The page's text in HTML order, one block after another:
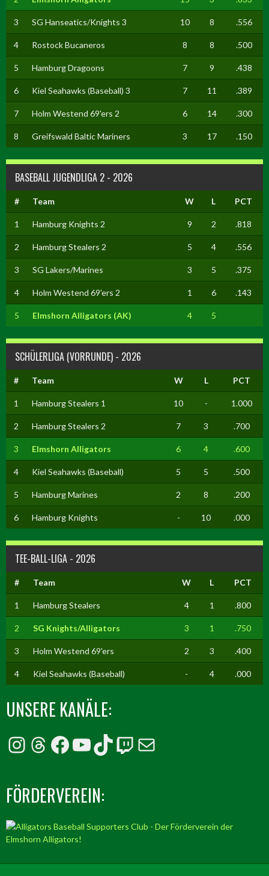
3 SG Hanseatics/Knights 3 10 8 .556
4 Rostock Bucaneros 8 8 .500
5 Hamburg Dragoons 7 9 .438
6 Kiel Seahawks (Baseball) 3 7 11 .389
7 Holm Westend 69'ers 2 6 14 .300
8 Greifswald Baltic Mariners 3 17 .150
BASEBALL JUGENDLIGA 2 - 2026
# Team W L PCT
1 Hamburg Knights 2 9 2 .818
2 Hamburg Stealers 2 5 4 .556
3 SG Lakers/Marines 3 5 .375
4 Holm Westend 69'ers 2 1 6 .143
5 Elmshorn Alligators (AK) 4 5
SCHÜLERLIGA (VORRUNDE) - 2026
# Team W L PCT
1 Hamburg Stealers 1 10 - 1.000
2 Hamburg Stealers 2 7 3 .700
3 Elmshorn Alligators 6 4 .600
4 Kiel Seahawks (Baseball) 5 5 .500
5 Hamburg Marines 2 8 .200
6 Hamburg Knights - 10 .000
TEE-BALL-LIGA - 2026
# Team W L PCT
1 Hamburg Stealers 4 1 .800
2 SG Knights/Alligators 3 1 .750
3 Holm Westend 69'ers 2 3 .400
4 Kiel Seahawks (Baseball) - 4 .000
UNSERE KANÄLE:
Instagram
Threads
Facebook
YouTube
TikTok
Twitch
E-Mail
FÖRDERVEREIN: